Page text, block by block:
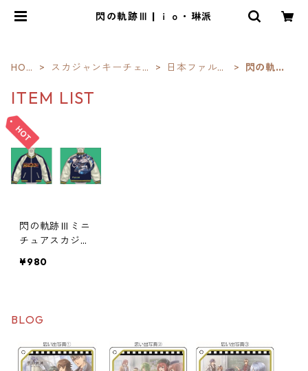
閃の軌跡Ⅲ | ｉｏ・琳派
HOM
スカジャンキーチェ
日本ファルコ
閃の軌跡
ITEM LIST
閃の軌跡Ⅲミニ
チュアスカジャ
ー
¥980
BLOG